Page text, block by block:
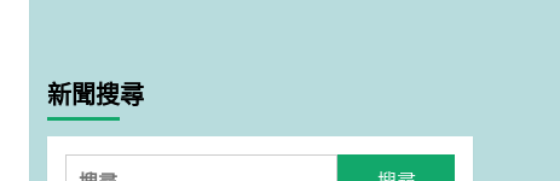
新聞搜尋
搜